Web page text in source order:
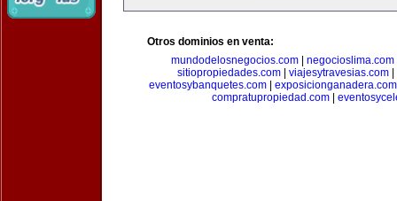
Otros dominios en venta:
mundodelosnegocios.com| negocioslima.com
sitiopropiedades.com| viajesytravesias.com|
eventosybanquetes.com| exposicionganadera.com
compratupropiedad.com